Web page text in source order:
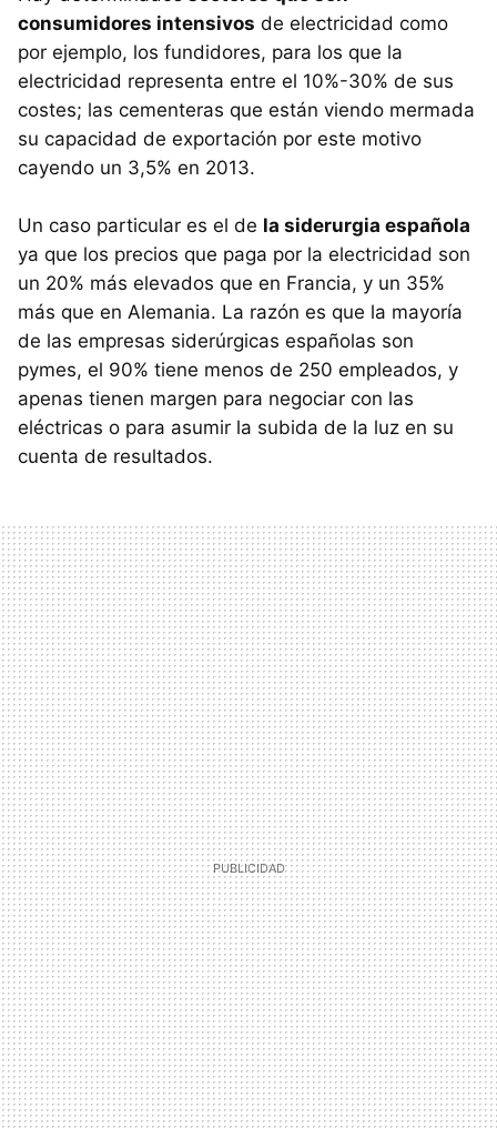
consumidores intensivos de electricidad como
por ejemplo, los fundidores, para los que la
electricidad representa entre el 10%-30% de sus
costes; las cementeras que están viendo mermada
su capacidad de exportación por este motivo
cayendo un 3,5% en 2013.
Un caso particular es el de la siderurgia española
ya que los precios que paga por la electricidad son
un 20% más elevados que en Francia, y un 35%
más que en Alemania. La razón es que la mayoría
de las empresas siderúrgicas españolas son
pymes, el 90% tiene menos de 250 empleados, y
apenas tienen margen para negociar con las
eléctricas o para asumir la subida de la luz en su
cuenta de resultados.